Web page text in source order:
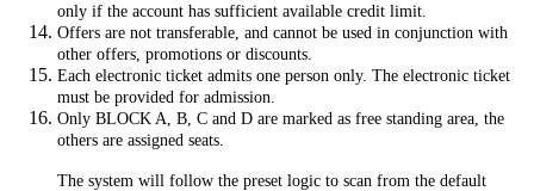
only if the account has sufficient available credit limit.
Offers are not transferable, and cannot be used in conjunction with
other offers, promotions or discounts.
Each electronic ticket admits one person only. The electronic ticket
must be provided for admission.
Only BLOCK A, B, C and D are marked as free standing area, the
others are assigned seats.
The system will follow the preset logic to scan from the default